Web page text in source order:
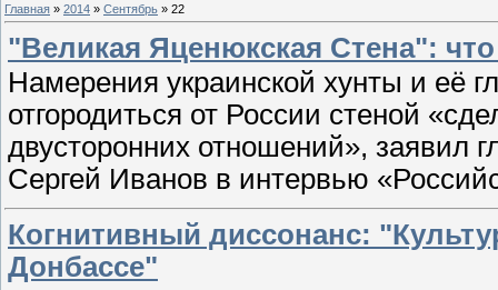
Главная » 2014 » Сентябрь » 22
"Великая Яценюкская Стена":
Намерения украинской хунты и её
отгородиться от России стеной
двусторонних отношений», заявил
Сергей Иванов в интервью
Когнитивный диссонанс:
Донбассе"